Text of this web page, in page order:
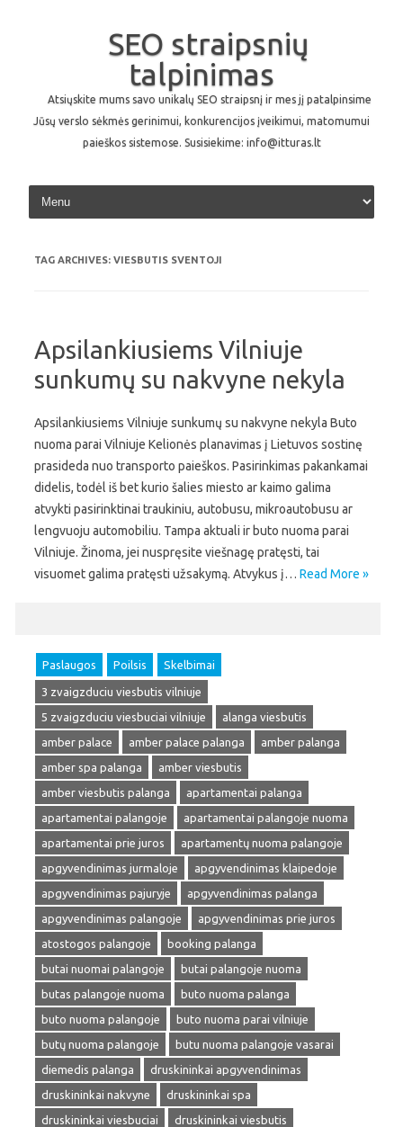
SEO straipsnių
talpinimas
Atsiųskite mums savo unikalų SEO straipsnį ir mes jį patalpinsime
Jūsų verslo sėkmės gerinimui, konkurencijos įveikimui, matomumui
paieškos sistemose. Susisiekime: info@itturas.lt
Skip to content
TAG ARCHIVES: VIESBUTIS SVENTOJI
Apsilankiusiems Vilniuje
sunkumų su nakvyne nekyla
Apsilankiusiems Vilniuje sunkumų su nakvyne nekyla Buto
nuoma parai Vilniuje Kelionės planavimas į Lietuvos sostinę
prasideda nuo transporto paieškos. Pasirinkimas pakankamai
didelis, todėl iš bet kurio šalies miesto ar kaimo galima
atvykti pasirinktinai traukiniu, autobusu, mikroautobusu ar
lengvuoju automobiliu. Tampa aktuali ir buto nuoma parai
Vilniuje. Žinoma, jei nuspręsite viešnagę pratęsti, tai
visuomet galima pratęsti užsakymą. Atvykus į… Read More »
Paslaugos Poilsis Skelbimai
3 zvaigzduciu viesbutis vilniuje
5 zvaigzduciu viesbuciai vilniuje
alanga viesbutis
amber palace
amber palace palanga
amber palanga
amber spa palanga
amber viesbutis
amber viesbutis palanga
apartamentai palanga
apartamentai palangoje
apartamentai palangoje nuoma
apartamentai prie juros
apartamentų nuoma palangoje
apgyvendinimas jurmaloje
apgyvendinimas klaipedoje
apgyvendinimas pajuryje
apgyvendinimas palanga
apgyvendinimas palangoje
apgyvendinimas prie juros
atostogos palangoje
booking palanga
butai nuomai palangoje
butai palangoje nuoma
butas palangoje nuoma
buto nuoma palanga
buto nuoma palangoje
buto nuoma parai vilniuje
butų nuoma palangoje
butu nuoma palangoje vasarai
diemedis palanga
druskininkai apgyvendinimas
druskininkai nakvyne
druskininkai spa
druskininkai viesbuciai
druskininkai viesbutis